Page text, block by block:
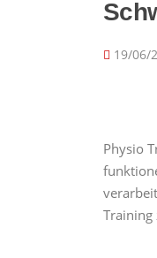
19/06/
Physio